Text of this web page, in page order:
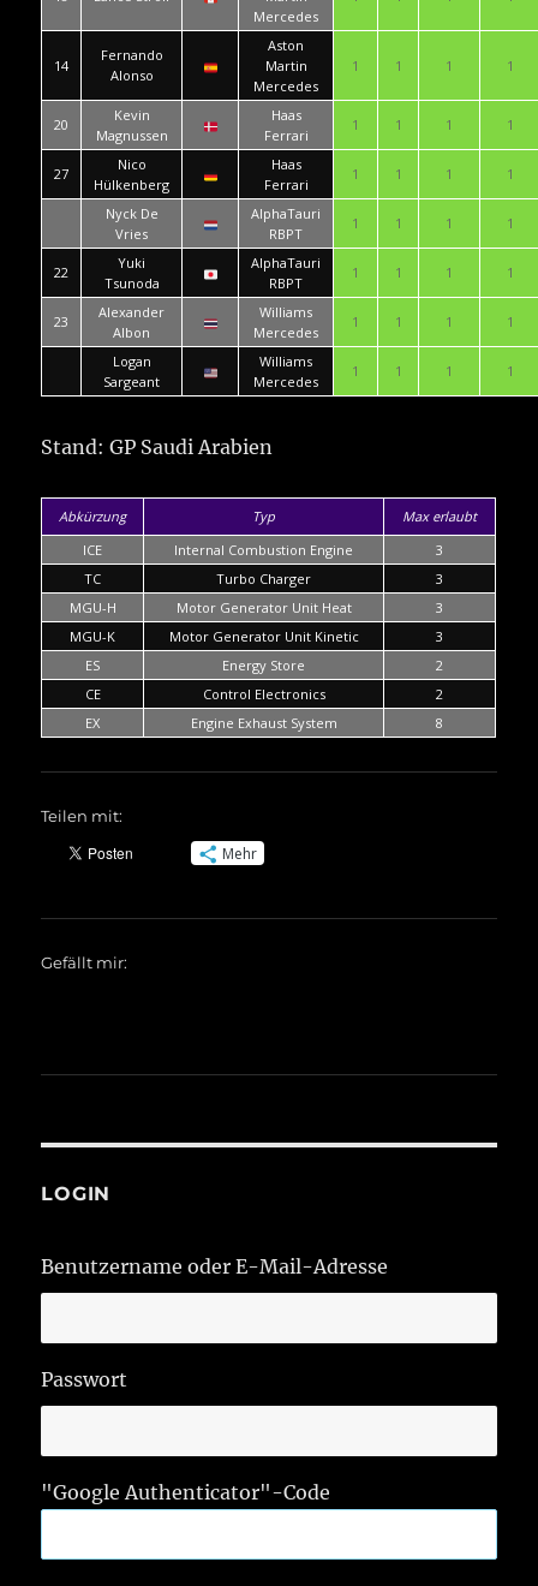
Mercedes
14
Fernando
Alonso
Aston
Martin
Mercedes
1 1 1 1
20
Kevin
Magnussen
Haas
Ferrari
1 1 1 1
27
Nico
Hülkenberg
Haas
Ferrari
1 1 1 1
Nyck De
Vries
AlphaTauri
RBPT
1 1 1 1
22
Yuki
Tsunoda
AlphaTauri
RBPT
1 1 1 1
23
Alexander
Albon
Williams
Mercedes
1 1 1 1
Logan
Sargeant
Williams
Mercedes
1 1 1 1
Stand: GP Saudi Arabien
Abkürzung Typ
Max erlaubt
ICE
Internal Combustion Engine
3
TC
Turbo Charger
3
MGU-H
Motor Generator Unit Heat
3
MGU-K
Motor Generator Unit Kinetic
3
ES
Energy Store
2
CE
Control Electronics
2
EX
Engine Exhaust System 8
Teilen mit:
Mehr
Gefällt mir:
LOGIN
Benutzername oder E-Mail-Adresse
Passwort
"Google Authenticator"-Code